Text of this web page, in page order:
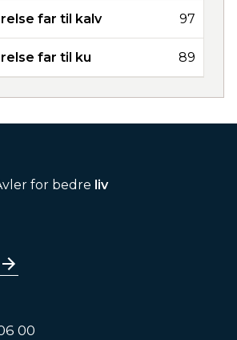
far til kalv 97
far til ku 89
for bedre liv
00